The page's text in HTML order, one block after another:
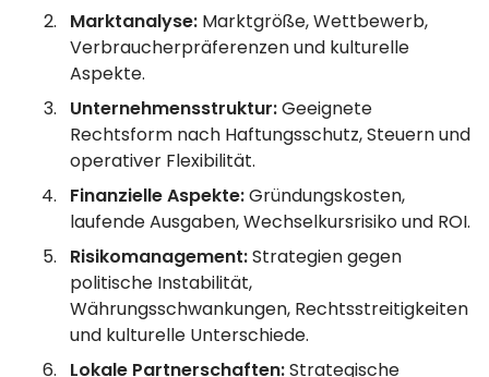
Marktanalyse: Marktgröße, Wettbewerb,
Verbraucherpräferenzen und kulturelle
Aspekte.
Unternehmensstruktur:Geeignete
Rechtsform nach Haftungsschutz, Steuern und
operativer Flexibilität.
Finanzielle Aspekte:Gründungskosten,
laufende Ausgaben, Wechselkursrisiko und ROI.
Risikomanagement:Strategien gegen
politische Instabilität,
Währungsschwankungen, Rechtsstreitigkeiten
und kulturelle Unterschiede.
Lokale Partnerschaften:Strategische